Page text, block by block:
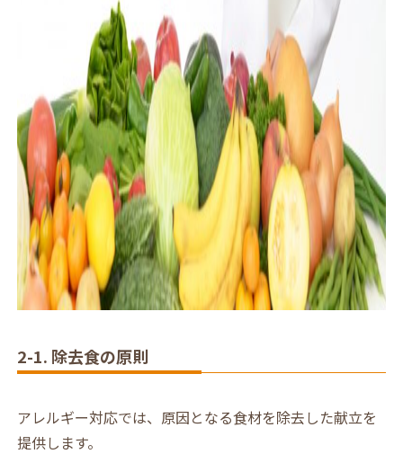
2-1. 除去食の原則
アレルギー対応では、原因となる食材を除去した献立を
提供します。